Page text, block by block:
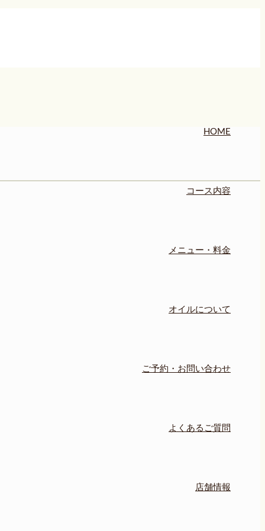
HOME
コース内容
メニュー・料金
オイルについて
ご予約・お問い合わせ
よくあるご質問
店舗情報